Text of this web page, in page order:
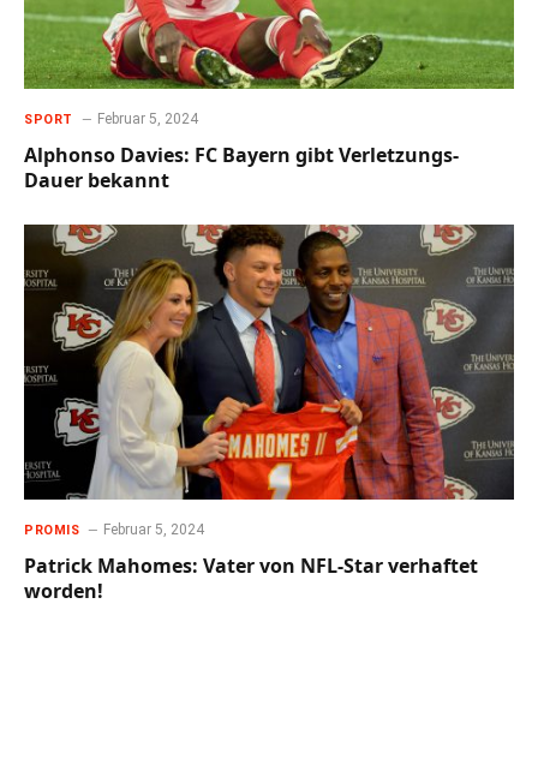
SPORT Februar 5, 2024
Alphonso Davies: FC Bayern gibt Verletzungs-
Dauer bekannt
PROMIS Februar 5, 2024
Patrick Mahomes: Vater von NFL-Star verhaftet
worden!